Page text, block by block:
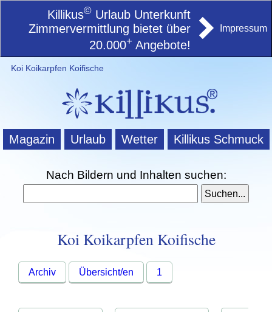
Killikus© Urlaub Unterkunft
Zimmervermittlung bietet über
20.000+ Angebote!
Impressum
Koi Koikarpfen Koifische
Magazin Urlaub Wetter Killikus Schmuck
Nach Bildern und Inhalten suchen:
Koi Koikarpfen Koifische
Archiv Übersicht/en 1